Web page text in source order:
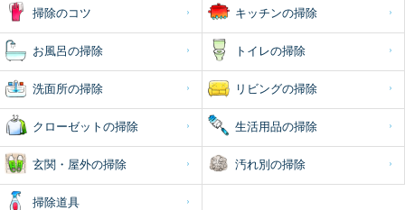
掃除のコツ キッチンの掃除
お風呂の掃除 トイレの掃除
洗面所の掃除 リビングの掃除
クローゼットの掃除 生活用品の掃除
玄関・屋外の掃除 汚れ別の掃除
掃除道具